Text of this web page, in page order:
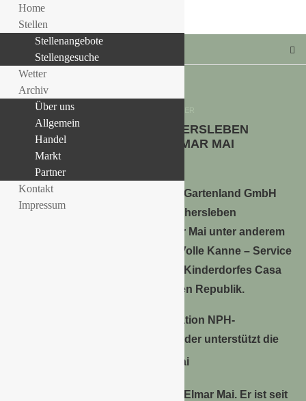
GARTENLAND ASCHERSLEBEN
UNTERSTÜTZT ELMAR MAI
Die Gartenland GmbH
Aschersleben
unterstützt Fernsehgärtner Elmar Mai unter anderem
bekannt aus der Sendung ZDF- Volle Kanne – Service
täglich, als Botschafter des NPH Kinderdorfes Casa
Santa Ana in der Dominikanischen Republik.
Gemeinsam mit der Hilfsorganisation NPH-
Deutschland / Hilfe für Waisenkinder unterstützt die
Gartenland GmbH die Arbeit von Elmar Mai. Er ist seit
Home
Stellen
Stellenangebote
Stellengesuche
Wetter
Archiv
Über uns
Allgemein
Handel
Markt
Partner
Kontakt
Impressum